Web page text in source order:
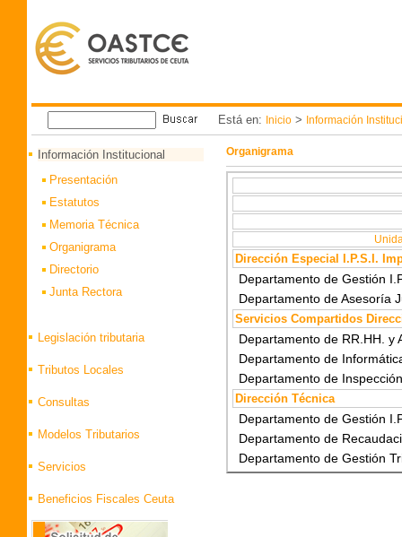
Está en: Inicio > Información
Información Institucional
Presentación
Estatutos
Memoria Técnica
Organigrama
Directorio
Junta Rectora
Legislación tributaria
Tributos Locales
Consultas
Modelos Tributarios
Servicios
Beneficios Fiscales Ceuta
Organigrama
Dirección Especial I.P.S.I.
Departamento de Gestión
Departamento de Asesoría
Servicios Compartidos
Departamento de RR.HH. y
Departamento de
Departamento de
Dirección Técnica
Departamento de Gestión
Departamento de
Departamento de Gestión